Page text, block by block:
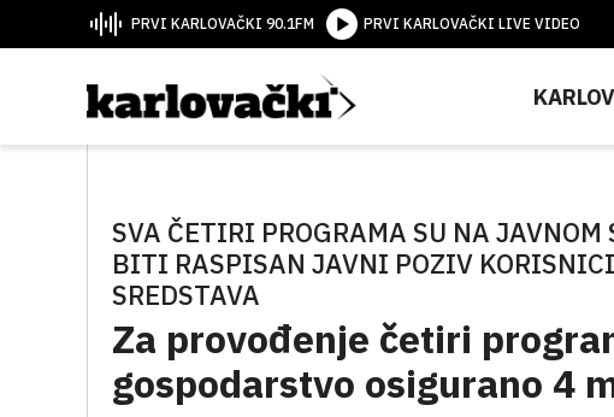
PRVI KARLOVAČKI 90.1FM PRVI KARLOVAČKI LIVE VIDEO
SVA ČETIRI PROGRAMA SU NA JAVNOM
BITI RASPISAN JAVNI POZIV
SREDSTAVA
Za provođenje četiri
gospodarstvo osigurano 4